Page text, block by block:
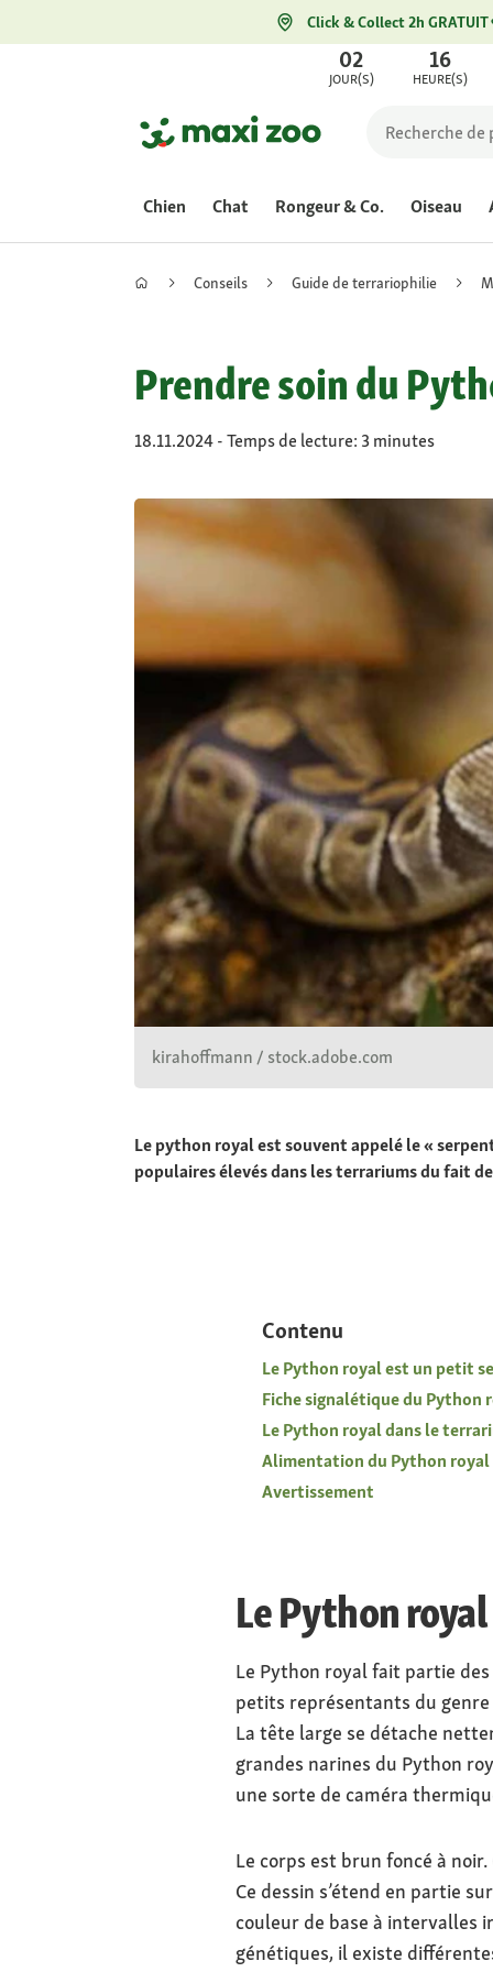
Click & Collect 2h GRATUIT
02
JOUR(S)
16
HEURE(S)
Chien Chat Rongeur & Co. Oiseau
Conseils Guide de terrariophilie
Prendre soin du
18.11.2024 - Temps de lecture: 3 minutes
kirahoffmann / stock.adobe.com
Le python royal est souvent appelé le «
populaires élevés dans les terrariums du fait
Contenu
Le Python royal est un petit
Fiche signalétique du Python
Le Python royal dans le
Alimentation du Python royal
Avertissement
Le Python
Le Python royal fait partie
petits représentants du
La tête large se détache
grandes narines du Python
une sorte de caméra
Le corps est brun foncé à
Ce dessin s’étend en partie
couleur de base à intervalles
génétiques, il existe